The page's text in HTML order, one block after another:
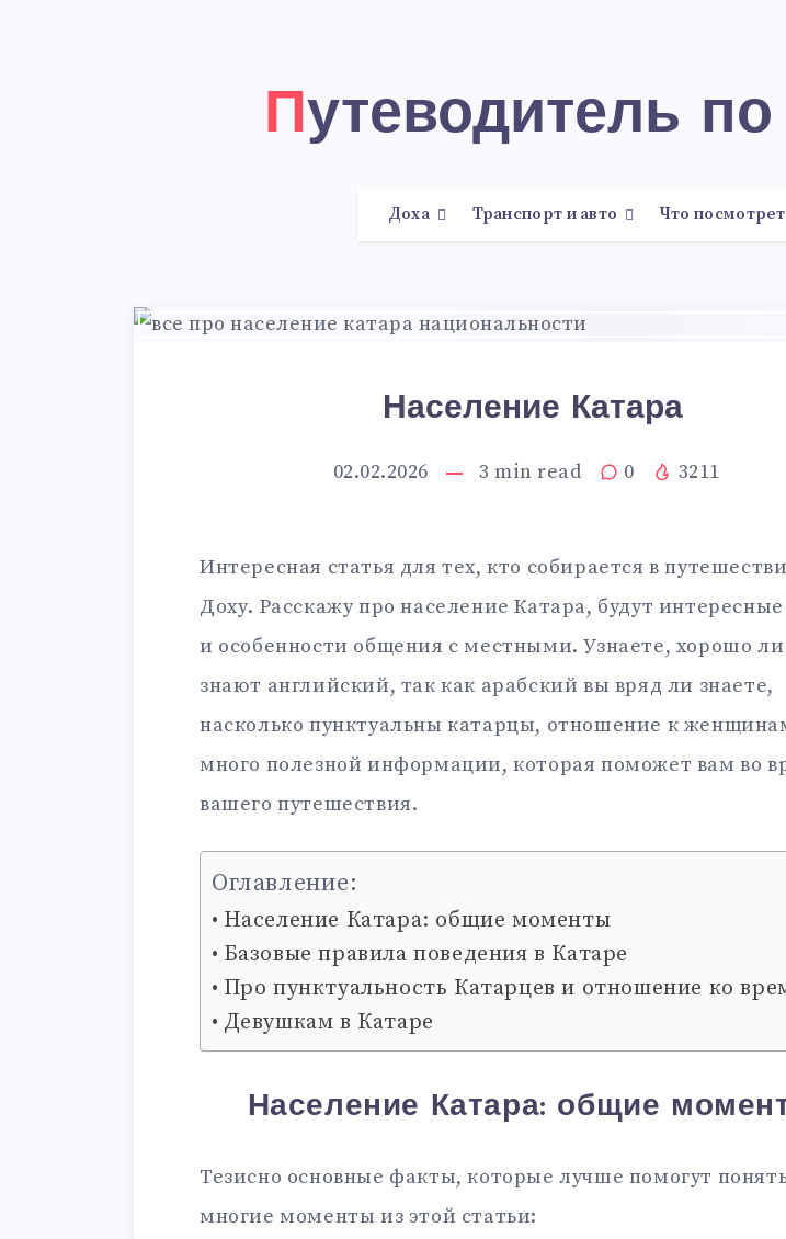
Путеводитель
Доха Транспорт и авто Что
Население Катара
02.02.2026 3 min read 0 3211
Интересная статья для тех, кто собирается в
Доху. Расскажу про население Катара, будут
и особенности общения с местными. Узнаете, хорошо
знают английский, так как арабский вы вряд ли знаете,
насколько пунктуальны катарцы, отношение к
много полезной информации, которая поможет вам во
вашего путешествия.
Оглавление:
Население Катара: общие моменты
Базовые правила поведения в Катаре
Про пунктуальность Катарцев и отношение ко
Девушкам в Катаре
Население Катара: общие
Тезисно основные факты, которые лучше помогут
многие моменты из этой статьи: